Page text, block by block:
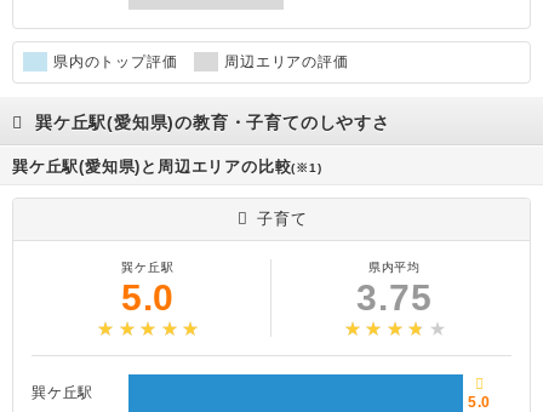
県内のトップ評価 周辺エリアの評価
巽ケ丘駅(愛知県)の教育・子育てのしやすさ
巽ケ丘駅(愛知県)と周辺エリアの比較(※1)
子育て
巽ケ丘駅
5.0
県内平均
3.75
巽ケ丘駅
5.0